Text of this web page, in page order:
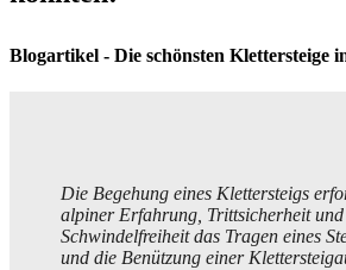
Blogartikel - Die schönsten Klettersteige
Die Begehung eines Klettersteigs
alpiner Erfahrung, Trittsicherheit und
Schwindelfreiheit das Tragen eines
und die Benützung einer